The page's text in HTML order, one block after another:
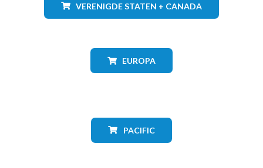
VERENIGDE STATEN + CANADA
EUROPA
PACIFIC